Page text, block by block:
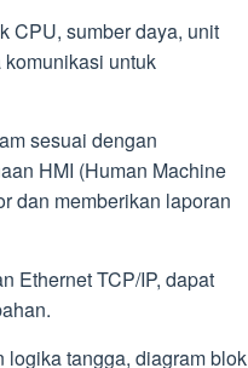
CPU, sumber daya, unit
untuk
sesuai dengan
HMI (Human Machine
dan memberikan laporan
Ethernet TCP/IP, dapat
logika tangga, diagram blok